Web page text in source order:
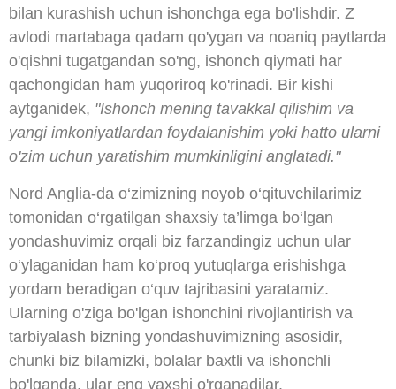
bilan kurashish uchun ishonchga ega bo'lishdir. Z
avlodi martabaga qadam qo'ygan va noaniq paytlarda
o'qishni tugatgandan so'ng, ishonch qiymati har
qachongidan ham yuqoriroq ko'rinadi. Bir kishi
aytganidek, "Ishonch mening tavakkal qilishim va
yangi imkoniyatlardan foydalanishim yoki hatto ularni
o'zim uchun yaratishim mumkinligini anglatadi."
Nord Anglia-da o‘zimizning noyob o‘qituvchilarimiz
tomonidan o‘rgatilgan shaxsiy ta’limga bo‘lgan
yondashuvimiz orqali biz farzandingiz uchun ular
o‘ylaganidan ham ko‘proq yutuqlarga erishishga
yordam beradigan o‘quv tajribasini yaratamiz.
Ularning o'ziga bo'lgan ishonchini rivojlantirish va
tarbiyalash bizning yondashuvimizning asosidir,
chunki biz bilamizki, bolalar baxtli va ishonchli
bo'lganda, ular eng yaxshi o'rganadilar.